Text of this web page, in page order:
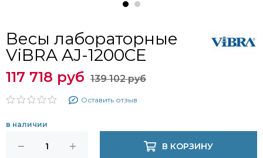
Весы лабораторные
ViBRA AJ-1200CE
117 718 руб 139 102 руб
Оставить отзыв
в наличии
В КОРЗИНУ